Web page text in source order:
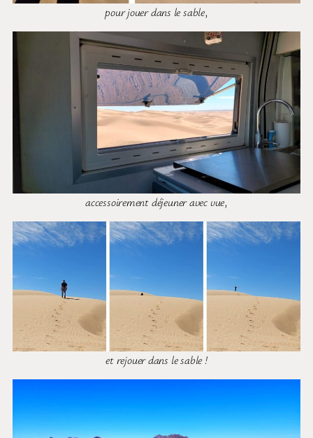
pour jouer dans le sable,
accessoirement déjeuner avec vue,
et rejouer dans le sable !